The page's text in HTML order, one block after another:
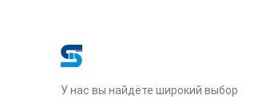
У нас вы найдёте широкий выбор